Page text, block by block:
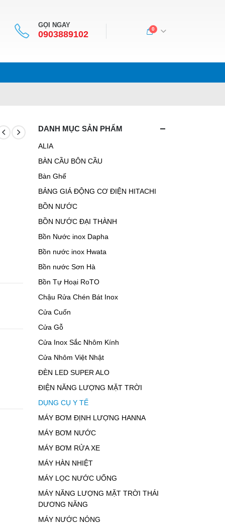
GỌI NGAY
0903889102
0
DANH MỤC SẢN PHẨM
ALIA
BÀN CẦU BÔN CẦU
Bàn Ghế
BẢNG GIÁ ĐỘNG CƠ ĐIỆN HITACHI
BỒN NƯỚC
BỒN NƯỚC ĐẠI THÀNH
Bồn Nước inox Dapha
Bồn nước inox Hwata
Bồn nước Sơn Hà
Bồn Tự Hoại RoTO
Chậu Rửa Chén Bát Inox
Cửa Cuốn
Cửa Gỗ
Cửa Inox Sắc Nhôm Kính
Cửa Nhôm Việt Nhật
ĐÈN LED SUPER ALO
ĐIỆN NĂNG LƯỢNG MẶT TRỜI
DỤNG CỤ Y TẾ
MÁY BƠM ĐỊNH LƯỢNG HANNA
MÁY BƠM NƯỚC
MÁY BƠM RỬA XE
MÁY HÀN NHIỆT
MÁY LỌC NƯỚC UỐNG
MÁY NĂNG LƯỢNG MẶT TRỜI THÁI
DƯƠNG NĂNG
MÁY NƯỚC NÓNG